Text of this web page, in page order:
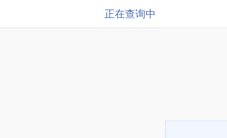
正在查询中